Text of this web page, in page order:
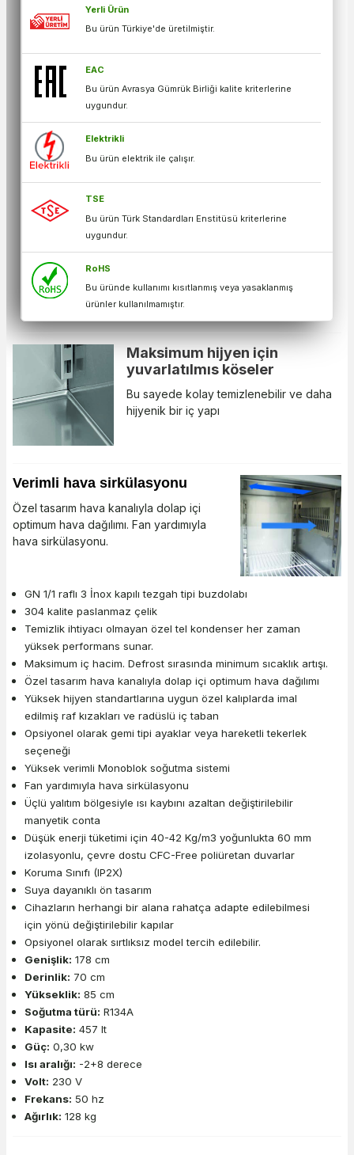
Yerli Ürün
Bu ürün Türkiye'de üretilmiştir.
EAC
Bu ürün Avrasya Gümrük Birliği kalite kriterlerine
uygundur.
Elektrikli
Bu ürün elektrik ile çalışır.
TSE
Bu ürün Türk Standardları Enstitüsü kriterlerine
uygundur.
RoHS
Bu üründe kullanımı kısıtlanmış veya yasaklanmış
ürünler kullanılmamıştır.
Maksimum hijyen için
yuvarlatılmıs köseler
Bu sayede kolay temizlenebilir ve daha
hijyenik bir iç yapı
Verimli hava sirkülasyonu
Özel tasarım hava kanalıyla dolap içi
optimum hava dağılımı. Fan yardımıyla
hava sirkülasyonu.
GN 1/1 raflı 3 İnox kapılı tezgah tipi buzdolabı
304 kalite paslanmaz çelik
Temizlik ihtiyacı olmayan özel tel kondenser her zaman
yüksek performans sunar.
Maksimum iç hacim. Defrost sırasında minimum sıcaklık artışı.
Özel tasarım hava kanalıyla dolap içi optimum hava dağılımı
Yüksek hijyen standartlarına uygun özel kalıplarda imal
edilmiş raf kızakları ve radüslü iç taban
Opsiyonel olarak gemi tipi ayaklar veya hareketli tekerlek
seçeneği
Yüksek verimli Monoblok soğutma sistemi
Fan yardımıyla hava sirkülasyonu
Üçlü yalıtım bölgesiyle ısı kaybını azaltan değiştirilebilir
manyetik conta
Düşük enerji tüketimi için 40-42 Kg/m3 yoğunlukta 60 mm
izolasyonlu, çevre dostu CFC-Free poliüretan duvarlar
Koruma Sınıfı (IP2X)
Suya dayanıklı ön tasarım
Cihazların herhangi bir alana rahatça adapte edilebilmesi
için yönü değiştirilebilir kapılar
Opsiyonel olarak sırtlıksız model tercih edilebilir.
Genişlik: 178 cm
Derinlik: 70 cm
Yükseklik: 85 cm
Soğutma türü: R134A
Kapasite: 457 lt
Güç: 0,30 kw
Isı aralığı: -2+8 derece
Volt: 230 V
Frekans: 50 hz
Ağırlık: 128 kg